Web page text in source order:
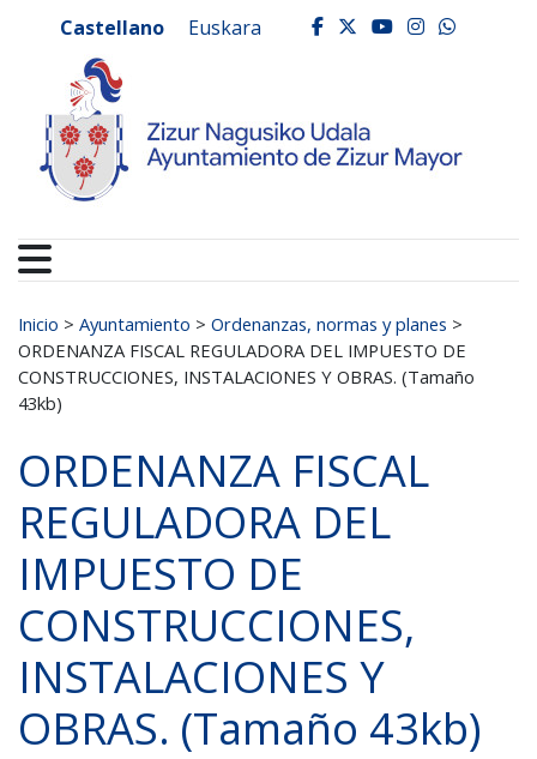
Ayuntamiento de
Castellano Euskara facebook
twitter
youtube
Buscar:
Inicio > Ayuntamiento > Ordenanzas, normas y planes >
ORDENANZA FISCAL REGULADORA DEL IMPUESTO DE
CONSTRUCCIONES, INSTALACIONES Y OBRAS. (Tamaño
43kb)
ORDENANZA FISCAL
REGULADORA DEL
IMPUESTO DE
CONSTRUCCIONES,
INSTALACIONES Y
OBRAS. (Tamaño 43kb)